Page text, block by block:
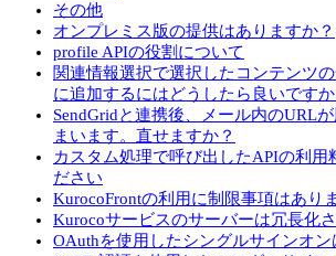
その他
オンプレミス版の提供はありますか？
profile APIの役割について
関連情報選択で選択したコンテンツ
に追加するにはどうしたら良いですか
SendGridと連携後、メール内のURL
まいます。直せますか？
カスタム処理で呼び出したAPIの利用
ださい
KurocoFrontの利用に制限事項はあり
Kurocoサービスのサーバーは冗長化
OAuthを使用したシングルサインオ